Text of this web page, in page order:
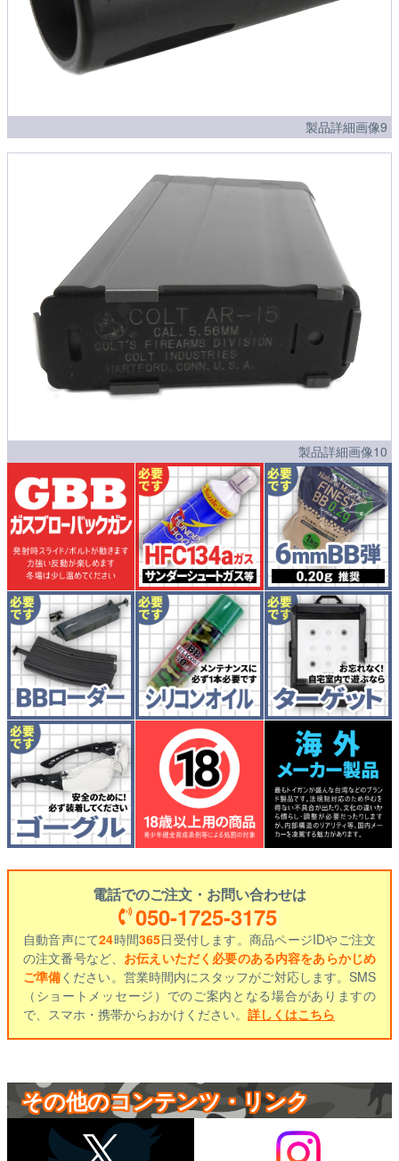
製品詳細画像9
製品詳細画像10
電話でのご注文・お問い合わせは
050-1725-3175
自動音声にて24時間365日受付します。商品ページIDやご注文
の注文番号など、 お伝えいただく必要のある内容をあらかじめ
ご準備ください。営業時間内にスタッフがご対応します。SMS
（ショートメッセージ）でのご案内となる場合がありますの
で、スマホ・携帯からおかけください。 詳しくはこちら
その他のコンテンツ・リンク